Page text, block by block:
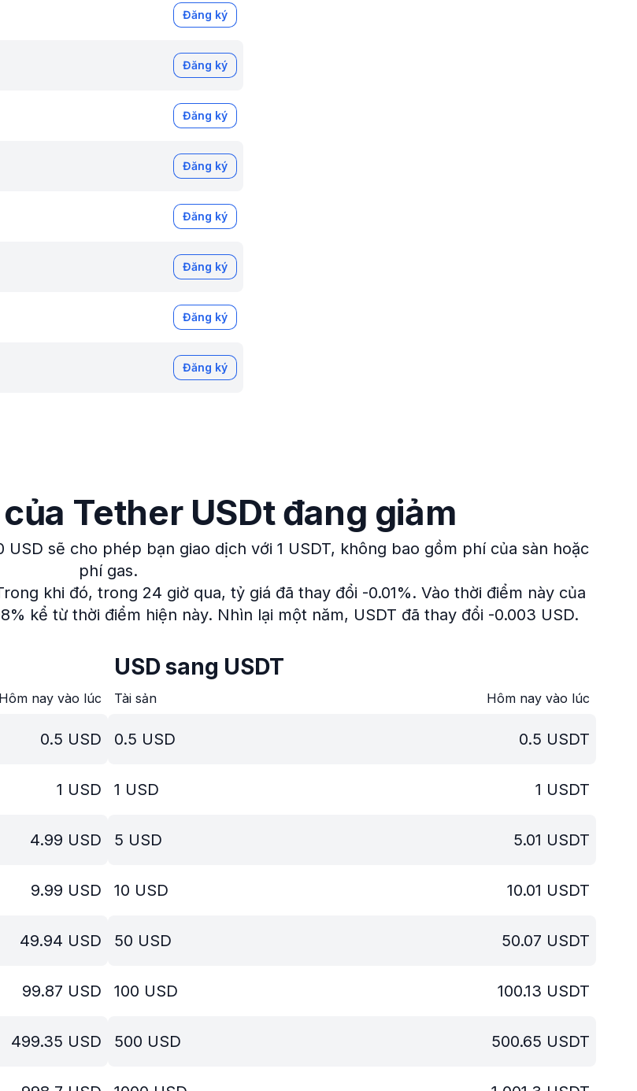
Đăng ký
Đăng ký
Đăng ký
Đăng ký
Đăng ký
Đăng ký
Đăng ký
Đăng ký
Tether USDt đang giảm
USD sẽ cho phép bạn giao dịch với 1 USDT, không bao gồm phí của sàn hoặc
phí gas.
khi đó, trong 24 giờ qua, tỷ giá đã thay đổi -0.01%. Vào thời điểm này của
kể từ thời điểm hiện này. Nhìn lại một năm, USDT đã thay đổi -0.003 USD.
Hôm nay vào lúc
0.5 USD
1 USD
4.99 USD
9.99 USD
49.94 USD
99.87 USD
499.35 USD
USD sang USDT
Tài sản Hôm nay vào lúc
0.5 USD 0.5 USDT
1 USD 1 USDT
5 USD 5.01 USDT
10 USD 10.01 USDT
50 USD 50.07 USDT
100 USD 100.13 USDT
500 USD 500.65 USDT